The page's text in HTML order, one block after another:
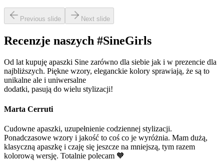
Previous slide Next slide
Recenzje naszych #SineGirls
Od lat kupuję apaszki Sine zarówno dla siebie jak i w prezencie dla
najbliższych. Piękne wzory, eleganckie kolory sprawiają, że są to
unikalne ale i uniwersalne
dodatki, pasują do wielu stylizacji!
Marta Cerruti
Cudowne apaszki, uzupełnienie codziennej stylizacji.
Ponadczasowe wzory i jakość to coś co je wyróżnia. Mam dużą,
klasyczną apaszkę i czaję się jeszcze na mniejszą, tym razem
kolorową wersję. Totalnie polecam 🧡